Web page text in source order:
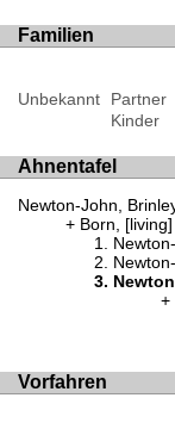
Familien
Unbekannt
Partner
Kinder
Ahnentafel
Newton-John,
Born, [living]
Vorfahren